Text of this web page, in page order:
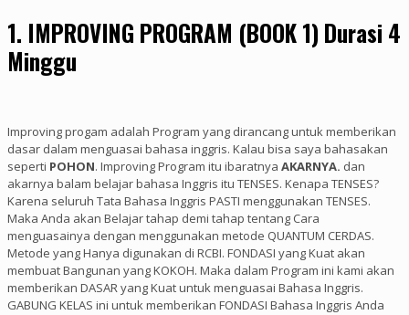
1. IMPROVING PROGRAM (BOOK 1) Durasi 4
Minggu
Improving progam adalah Program yang dirancang untuk memberikan
dasar dalam menguasai bahasa inggris. Kalau bisa saya bahasakan
seperti POHON. Improving Program itu ibaratnya AKARNYA. dan
akarnya balam belajar bahasa Inggris itu TENSES. Kenapa TENSES?
Karena seluruh Tata Bahasa Inggris PASTI menggunakan TENSES.
Maka Anda akan Belajar tahap demi tahap tentang Cara
menguasainya dengan menggunakan metode QUANTUM CERDAS.
Metode yang Hanya digunakan di RCBI. FONDASI yang Kuat akan
membuat Bangunan yang KOKOH. Maka dalam Program ini kami akan
memberikan DASAR yang Kuat untuk menguasai Bahasa Inggris.
GABUNG KELAS ini untuk memberikan FONDASI Bahasa Inggris Anda